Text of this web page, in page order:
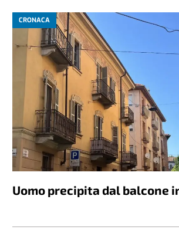
CRONACA
Uomo precipita dal balcone